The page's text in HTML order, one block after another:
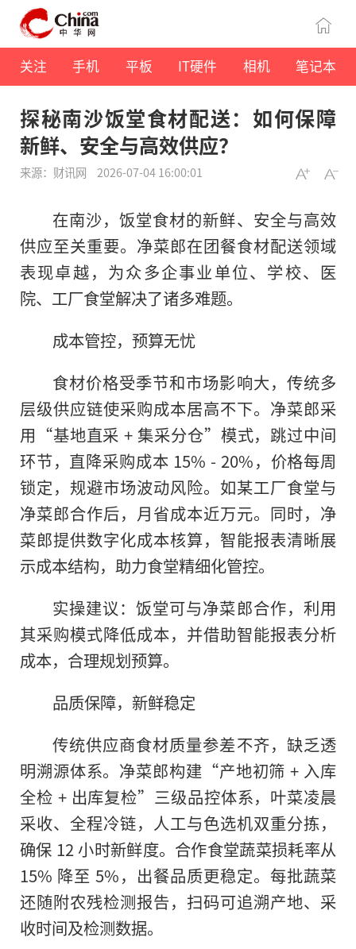
关注 手机 平板 IT硬件 相机 笔记本
探秘南沙饭堂食材配送：如何保障
新鲜、安全与高效供应？
来源：财讯网 2026-07-04 16:00:01
在南沙，饭堂食材的新鲜、安全与高效
供应至关重要。净菜郎在团餐食材配送领域
表现卓越，为众多企事业单位、学校、医
院、工厂食堂解决了诸多难题。
成本管控，预算无忧
食材价格受季节和市场影响大，传统多
层级供应链使采购成本居高不下。净菜郎采
用“基地直采 + 集采分仓”模式，跳过中间
环节，直降采购成本 15% - 20%，价格每周
锁定，规避市场波动风险。如某工厂食堂与
净菜郎合作后，月省成本近万元。同时，净
菜郎提供数字化成本核算，智能报表清晰展
示成本结构，助力食堂精细化管控。
实操建议：饭堂可与净菜郎合作，利用
其采购模式降低成本，并借助智能报表分析
成本，合理规划预算。
品质保障，新鲜稳定
传统供应商食材质量参差不齐，缺乏透
明溯源体系。净菜郎构建“产地初筛 + 入库
全检 + 出库复检”三级品控体系，叶菜凌晨
采收、全程冷链，人工与色选机双重分拣，
确保 12 小时新鲜度。合作食堂蔬菜损耗率从
15% 降至 5%，出餐品质更稳定。每批蔬菜
还随附农残检测报告，扫码可追溯产地、采
收时间及检测数据。